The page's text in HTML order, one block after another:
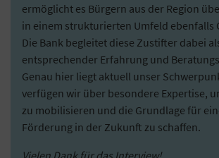
ermöglicht es Bürgern aus der Region
in einem strukturierten Umfeld ebenfalls
Die Bank begleitet diese Zustifter dabei
entsprechender Erfahrung und
Genau hier liegt aktuell unser
verfügen wir über besondere Expertise,
zu mobilisieren und die Grundlage für
Förderung in der Zukunft zu schaffen.